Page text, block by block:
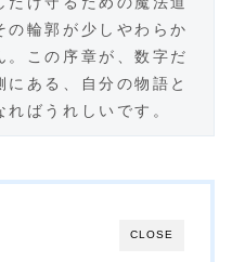
の輪郭が少しやわらか
。この序章が、数字だ
ある、自分の物語と
ばうれしいです。
CLOSE